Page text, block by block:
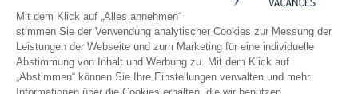
Mit dem Klick auf „Alles annehmen“
stimmen Sie der Verwendung analytischer Cookies zur Messung der
Leistungen der Webseite und zum Marketing für eine individuelle
Abstimmung von Inhalt und Werbung zu. Mit dem Klick auf
„Abstimmen“ können Sie Ihre Einstellungen verwalten und mehr
Häufig gestellte Fragen
Allgemeine Verkaufsbedingungen
Datenschutzrichtlinie